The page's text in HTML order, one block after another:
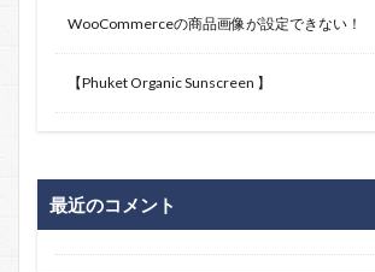
WooCommerceの商品画像が設定できない！
【Phuket Organic Sunscreen 】
最近のコメント